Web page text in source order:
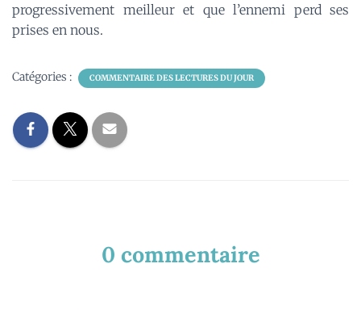
progressivement meilleur et que l’ennemi perd ses
prises en nous.
Catégories : COMMENTAIRE DES LECTURES DU JOUR
0 commentaire